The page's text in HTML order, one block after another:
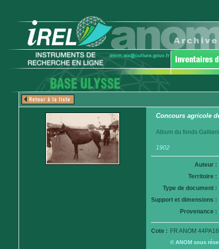
Concours agricole
Album du fonds
1902
Auteur :
Territoire :
Type de document :
Support et dimensions :
Provenance :
Cote : FR ANOM
© ANOM sous